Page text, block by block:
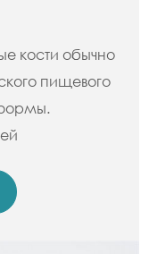
кости обычно
пищевого